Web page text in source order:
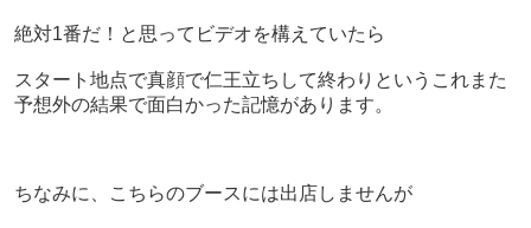
絶対1番だ！と思ってビデオを構えていたら
スタート地点で真顔で仁王立ちして終わりというこれまた
予想外の結果で面白かった記憶があります。
ちなみに、こちらのブースには出店しませんが